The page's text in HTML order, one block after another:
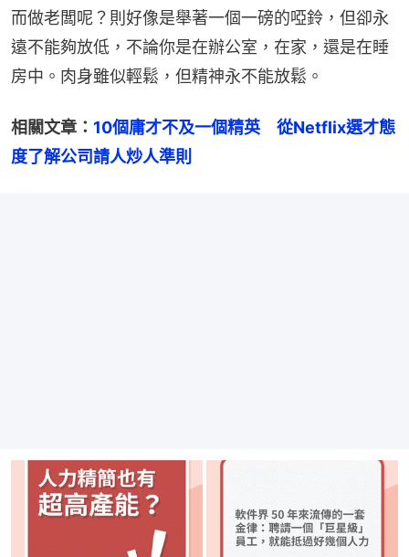
而做老闆呢？則好像是舉著一個一磅的啞鈴，但卻永
遠不能夠放低，不論你是在辦公室，在家，還是在睡
房中。肉身雖似輕鬆，但精神永不能放鬆。
相關文章： 10個庸才不及一個精英　從Netflix選才態
度了解公司請人炒人準則